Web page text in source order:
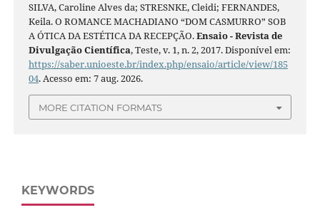
SILVA, Caroline Alves da; STRESNKE, Cleidi; FERNANDES,
Keila. O ROMANCE MACHADIANO “DOM CASMURRO” SOB
A ÓTICA DA ESTÉTICA DA RECEPÇÃO.Ensaio - Revista de
Divulgação Científica, Teste, v. 1, n. 2, 2017. Disponível em:
https://saber.unioeste.br/index.php/ensaio/article/view/185
04. Acesso em: 7 aug. 2026.
MORE CITATION FORMATS
KEYWORDS